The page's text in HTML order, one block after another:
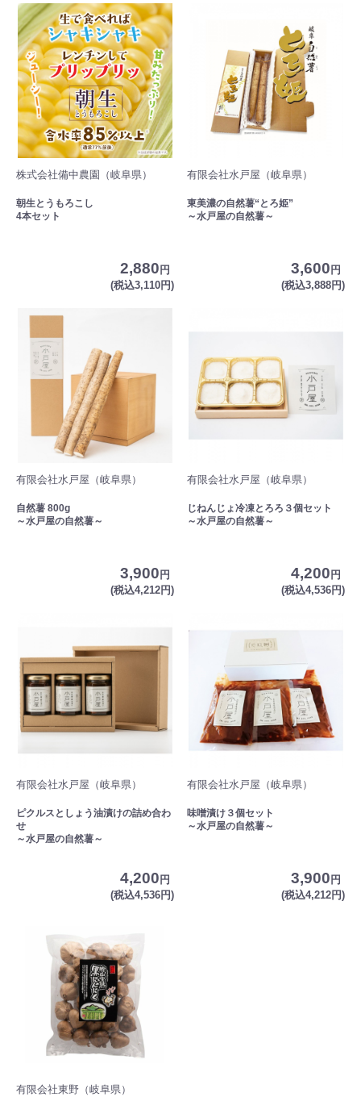
株式会社備中農園（岐阜県）
朝生とうもろこし
4本セット
2,880 円
(税込3,110円)
有限会社水戸屋（岐阜県）
東美濃の自然薯“とろ姫”
～水戸屋の自然薯～
3,600 円
(税込3,888円)
有限会社水戸屋（岐阜県）
自然薯 800g
～水戸屋の自然薯～
3,900 円
(税込4,212円)
有限会社水戸屋（岐阜県）
じねんじょ冷凍とろろ３個セット
～水戸屋の自然薯～
4,200 円
(税込4,536円)
有限会社水戸屋（岐阜県）
ピクルスとしょう油漬けの詰め合わ
せ
～水戸屋の自然薯～
4,200 円
(税込4,536円)
有限会社水戸屋（岐阜県）
味噌漬け３個セット
～水戸屋の自然薯～
3,900 円
(税込4,212円)
有限会社東野（岐阜県）